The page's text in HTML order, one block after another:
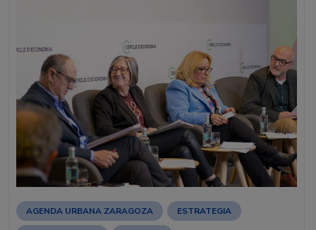
AGENDA URBANA ZARAGOZA ESTRATEGIA